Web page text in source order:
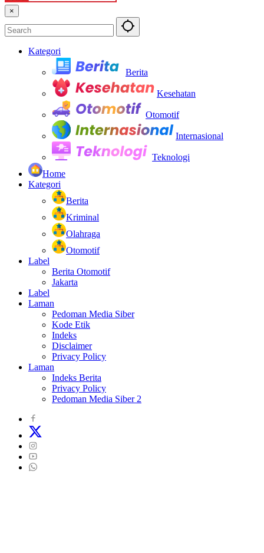
×
Kategori
Berita
Kesehatan
Otomotif
Internasional
Teknologi
Home
Kategori
Berita
Kriminal
Olahraga
Otomotif
Label
Berita Otomotif
Jakarta
Label
Laman
Pedoman Media Siber
Kode Etik
Indeks
Disclaimer
Privacy Policy
Laman
Indeks Berita
Privacy Policy
Pedoman Media Siber 2